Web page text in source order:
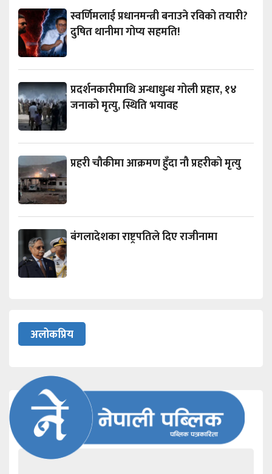
स्वर्णिमलाई प्रधानमन्त्री बनाउने रविको तयारी?
दुषित थानीमा गोप्य सहमति!
प्रदर्शनकारीमाथि अन्धाधुन्ध गोली प्रहार, १४
जनाको मृत्यु, स्थिति भयावह
प्रहरी चौकीमा आक्रमण हुँदा नौ प्रहरीको मृत्यु
बंगलादेशका राष्ट्रपतिले दिए राजीनामा
अलोकप्रिय